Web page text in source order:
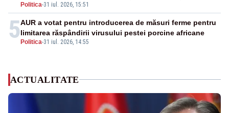
Politica-31 iul. 2026, 15:51
financiare
5Politica-31 iul. 2026, 14:55
AUR a votat pentru introducerea de măsuri ferme pentru
limitarea răspândirii virusului pestei porcine africane
ACTUALITATE